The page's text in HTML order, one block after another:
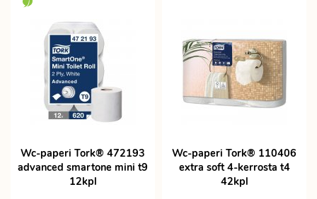
Wc-paperi Tork® 472193
advanced smartone mini t9
12kpl
Wc-paperi Tork® 110406
extra soft 4-kerrosta t4
42kpl